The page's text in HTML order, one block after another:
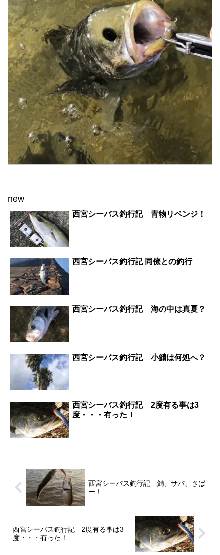
new
西宮シーバス釣行記 青物リベンジ！
西宮シーバス釣行記 同僚との釣行
西宮シーバス釣行記 海の中は真夏？
西宮シーバス釣行記 小鯖は何処へ？
西宮シーバス釣行記 2度有る事は3
度・・・有った！
西宮シーバス釣行記 鯖、サバ、さば
ー！
西宮シーバス釣行記 2度有る事は3
度・・・有った！